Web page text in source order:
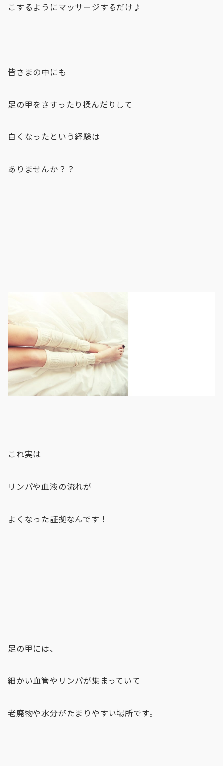
こするようにマッサージするだけ♪
皆さまの中にも
足の甲をさすったり揉んだりして
白くなったという経験は
ありませんか？？
これ実は
リンパや血液の流れが
よくなった証拠なんです！
足の甲には、
細かい血管やリンパが集まっていて
老廃物や水分がたまりやすい場所です。